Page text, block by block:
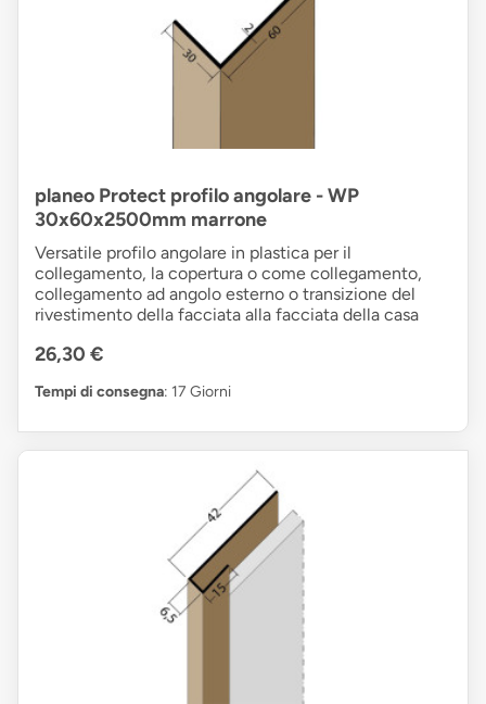
planeo Protect profilo angolare - WP
30x60x2500mm marrone
Versatile profilo angolare in plastica per il
collegamento, la copertura o come collegamento,
collegamento ad angolo esterno o transizione del
rivestimento della facciata alla facciata della casa
26,30 €
Tempi di consegna: 17 Giorni